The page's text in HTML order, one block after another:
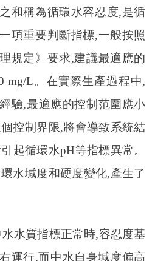
和稱為循環水容忍度,是循
項重要判斷指標,一般按照
規定》要求,建議最適應的
mg/L。在實際生產過程中,
驗,最適應的控制范圍應小
控制界限,將會導致系統結
起循環水pH等指標異常。
水堿度和硬度變化,產生了
水質指標正常時,容忍度基
運行,而中水自身堿度偏高